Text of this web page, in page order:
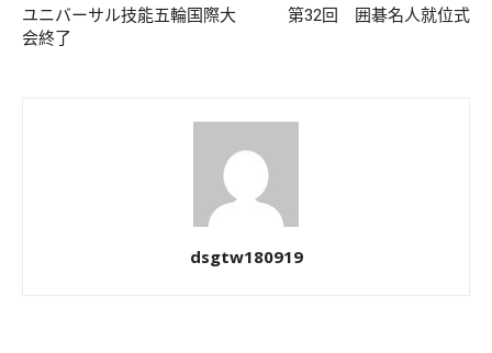
ユニバーサル技能五輪国際大
会終了
第32回 囲碁名人就位式
dsgtw180919